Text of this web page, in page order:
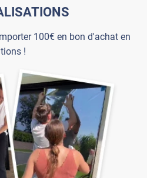
100€ en bon d'achat en
!